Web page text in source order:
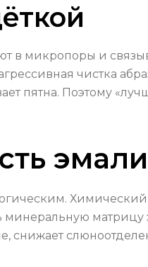
в микропоры и
чистка
пятна. Поэтому
эмали
Химический
минеральную
снижает